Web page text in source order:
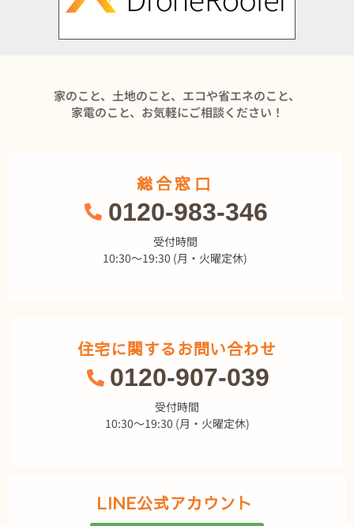
家のこと、土地のこと、エコや省エネのこと、
家電のこと、お気軽にご相談ください！
総合窓口
0120-983-346
受付時間
10:30～19:30 (月・火曜定休)
住宅に関するお問い合わせ
0120-907-039
受付時間
10:30～19:30 (月・火曜定休)
LINE公式アカウント